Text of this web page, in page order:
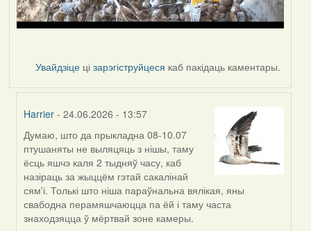
Увайдзіце цізарэгіструйцеся каб пакідаць каментары.
Harrier - 24.06.2026 - 13:57
In
reply
to
by
nasta
Думаю, што да прыкладна 08-10.07
птушаняты не выляцяць з нішы, таму
ёсць яшчэ каля 2 тыдняў часу, каб
назіраць за жыццём гэтай сакалінай
сям'і. Толькі што ніша параўнальна вялікая, яны
свабодна перамяшчаюцца па ёй і таму часта
знаходзяцца ў мёртвай зоне камеры.